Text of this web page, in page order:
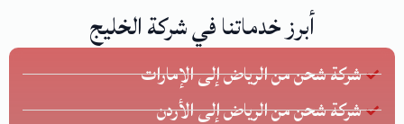
أبرز خدماتنا في شركة الخليج
شركة شحن من الرياض إلى الإمارات
شركة شحن من الرياض إلى الأردن